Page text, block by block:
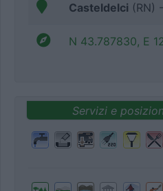
Casteldelci (RN)
N 43.787830, E
Servizi e